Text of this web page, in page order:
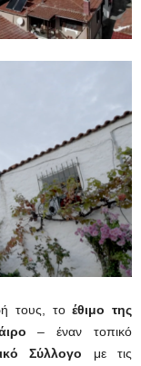
τους, τοέθιμο της
– έναν τοπικό
Σύλλογο με τις